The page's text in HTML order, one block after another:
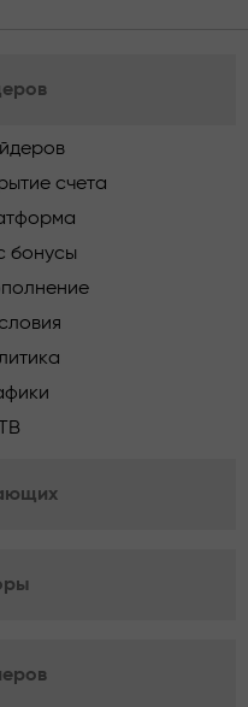
счета
бонусы